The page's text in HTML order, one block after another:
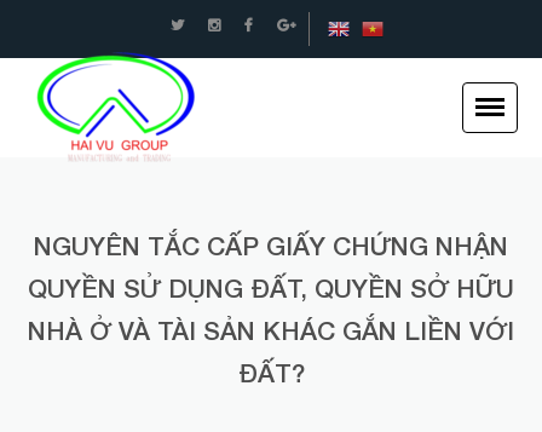
Trang chủ
Giới thiệu
Tin tức
An toàn Giao thông - Kết cấu thép Xây dựng -Hải
Vũ Group
NGUYÊN TẮC CẤP GIẤY CHỨNG NHẬN
QUYỀN SỬ DỤNG ĐẤT, QUYỀN SỞ HỮU
NHÀ Ở VÀ TÀI SẢN KHÁC GẮN LIỀN VỚI
ĐẤT?